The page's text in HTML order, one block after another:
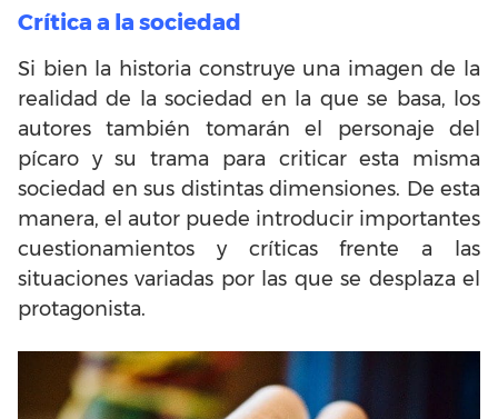
Crítica a la sociedad
Si bien la historia construye una imagen de la
realidad de la sociedad en la que se basa, los
autores también tomarán el personaje del
pícaro y su trama para criticar esta misma
sociedad en sus distintas dimensiones. De esta
manera, el autor puede introducir importantes
cuestionamientos y críticas frente a las
situaciones variadas por las que se desplaza el
protagonista.